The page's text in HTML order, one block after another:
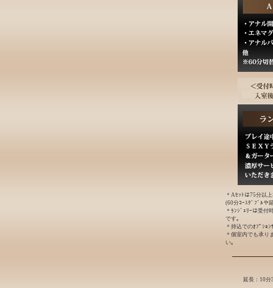
＊Aｾｯﾄは75分以
(60分ｺｰｽﾀﾞﾌﾞﾙや
＊ﾗﾝｼﾞｪﾘｰは受付
です｡
＊持込でのｵﾌﾟｼｮ
＊個室内でも承り
い｡
延長：10分